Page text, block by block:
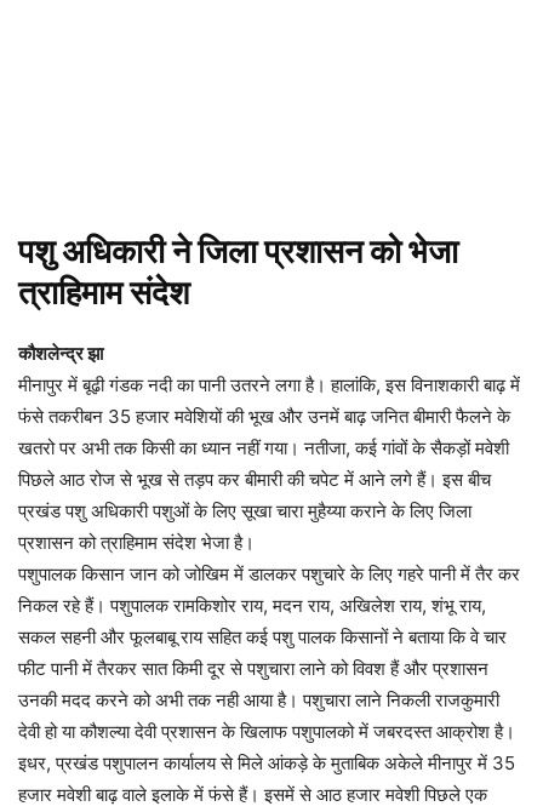
पशु अधिकारी ने जिला प्रशासन को भेजा
त्राहिमाम संदेश
कौशलेन्द्र झा
मीनापुर में बूढ़ी गंडक नदी का पानी उतरने लगा है। हालांकि, इस विनाशकारी बाढ़ में
फंसे तकरीबन 35 हजार मवेशियों की भूख और उनमें बाढ़ जनित बीमारी फैलने के
खतरो पर अभी तक किसी का ध्यान नहीं गया। नतीजा, कई गांवों के सैकड़ों मवेशी
पिछले आठ रोज से भूख से तड़प कर बीमारी की चपेट में आने लगे हैं। इस बीच
प्रखंड पशु अधिकारी पशुओं के लिए सूखा चारा मुहैय्या कराने के लिए जिला
प्रशासन को त्राहिमाम संदेश भेजा है।
पशुपालक किसान जान को जोखिम में डालकर पशुचारे के लिए गहरे पानी में तैर कर
निकल रहे हैं। पशुपालक रामकिशोर राय, मदन राय, अखिलेश राय, शंभू राय,
सकल सहनी और फूलबाबू राय सहित कई पशु पालक किसानों ने बताया कि वे चार
फीट पानी में तैरकर सात किमी दूर से पशुचारा लाने को विवश हैं और प्रशासन
उनकी मदद करने को अभी तक नही आया है। पशुचारा लाने निकली राजकुमारी
देवी हो या कौशल्या देवी प्रशासन के खिलाफ पशुपालको में जबरदस्त आक्रोश है।
इधर, प्रखंड पशुपालन कार्यालय से मिले आंकड़े के मुताबिक अकेले मीनापुर में 35
हजार मवेशी बाढ़ वाले इलाके में फंसे हैं। इसमें से आठ हजार मवेशी पिछले एक